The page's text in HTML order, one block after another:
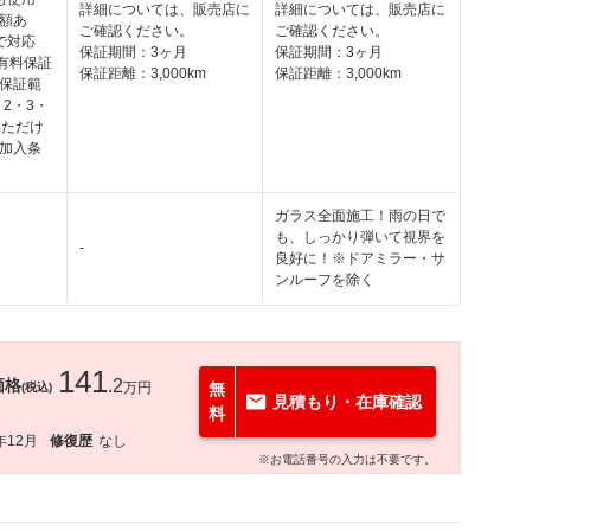
あ
対応
料保証
証範
・3・
だけ
入条
詳細については、販売店に
ご確認ください。
保証期間：3ヶ月
保証距離：3,000km
詳細については、販売店に
ご確認ください。
保証期間：3ヶ月
保証距離：3,000km
-
ガラス全面施工！雨の日で
も、しっかり弾いて視界を
良好に！※ドアミラー・サ
ンルーフを除く
格(税込) 141.2万円
12月 修復歴 なし
無
料
見積もり・在庫確認
※お電話番号の入力は不要です。